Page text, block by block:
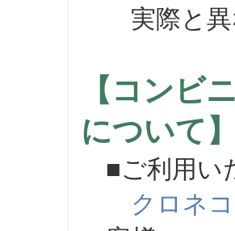
実際と異
【コンビ
について
■ご利用い
クロネ